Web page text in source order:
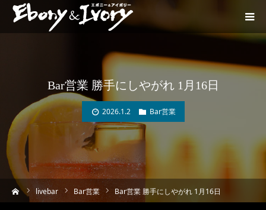
Bar営業 勝手にしやがれ 1月16日
2026.1.2 Bar営業
livebar Bar営業 Bar営業 勝手にしやがれ 1月16日